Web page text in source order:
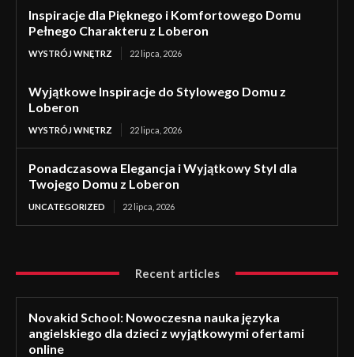
Inspiracje dla Pięknego i Komfortowego Domu
Pełnego Charakteru z Loberon
WYSTRÓJ WNĘTRZ 22 lipca, 2026
Wyjątkowe Inspiracje do Stylowego Domu z
Loberon
WYSTRÓJ WNĘTRZ 22 lipca, 2026
Ponadczasowa Elegancja i Wyjątkowy Styl dla
Twojego Domu z Loberon
UNCATEGORIZED 22 lipca, 2026
Recent articles
Novakid School: Nowoczesna nauka języka
angielskiego dla dzieci z wyjątkowymi ofertami
online